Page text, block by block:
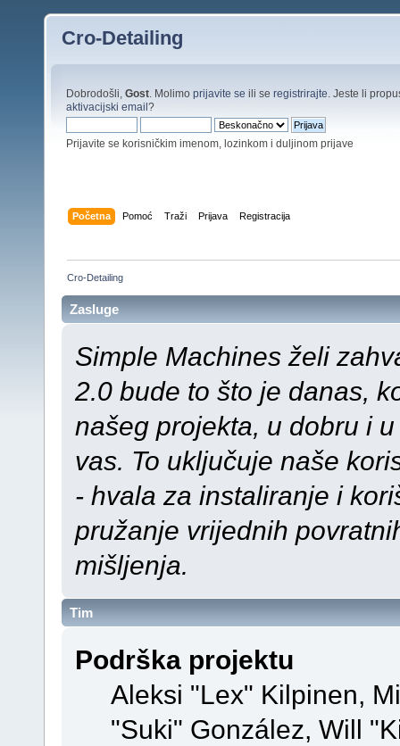
Cro-Detailing
Dobrodošli, Gost . Molimo prijavite se ili se registrirajte . Jeste li
aktivacijski email?
Prijavite se korisničkim imenom, lozinkom i duljinom prijave
Početna Pomoć Traži Prijava Registracija
Cro-Detailing
Zasluge
Simple Machines želi
2.0 bude to što je danas,
našeg projekta, u dobru i
vas. To uključuje naše
- hvala za instaliranje i
pružanje vrijednih
mišljenja.
Tim
Podrška projektu
Aleksi "Lex" Kilpinen,
"Suki" González, Will